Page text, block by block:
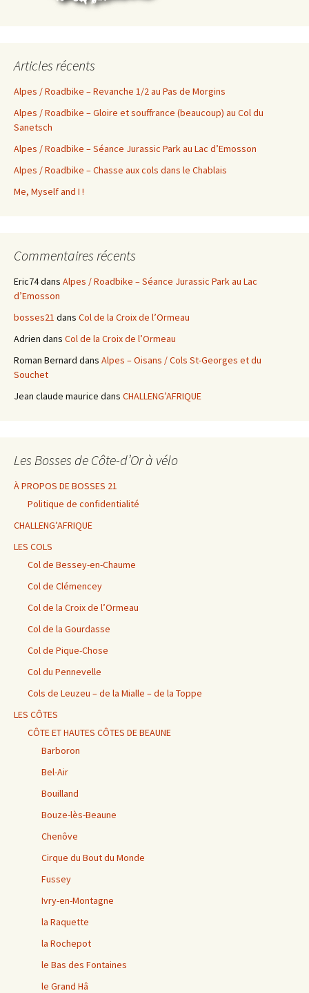
Articles récents
Alpes / Roadbike – Revanche 1/2 au Pas de Morgins
Alpes / Roadbike – Gloire et souffrance (beaucoup) au Col du
Sanetsch
Alpes / Roadbike – Séance Jurassic Park au Lac d’Emosson
Alpes / Roadbike – Chasse aux cols dans le Chablais
Me, Myself and I !
Commentaires récents
Eric74dans Alpes / Roadbike – Séance Jurassic Park au Lac
d’Emosson
bosses21 dans Col de la Croix de l’Ormeau
Adrien dans Col de la Croix de l’Ormeau
Roman Bernard dans Alpes – Oisans / Cols St-Georges et du
Souchet
Jean claude maurice dans CHALLENG’AFRIQUE
Les Bosses de Côte-d’Or à vélo
À PROPOS DE BOSSES 21
Politique de confidentialité
CHALLENG’AFRIQUE
LES COLS
Col de Bessey-en-Chaume
Col de Clémencey
Col de la Croix de l’Ormeau
Col de la Gourdasse
Col de Pique-Chose
Col du Pennevelle
Cols de Leuzeu – de la Mialle – de la Toppe
LES CÔTES
CÔTE ET HAUTES CÔTES DE BEAUNE
Barboron
Bel-Air
Bouilland
Bouze-lès-Beaune
Chenôve
Cirque du Bout du Monde
Fussey
Ivry-en-Montagne
la Raquette
la Rochepot
le Bas des Fontaines
le Grand Hâ